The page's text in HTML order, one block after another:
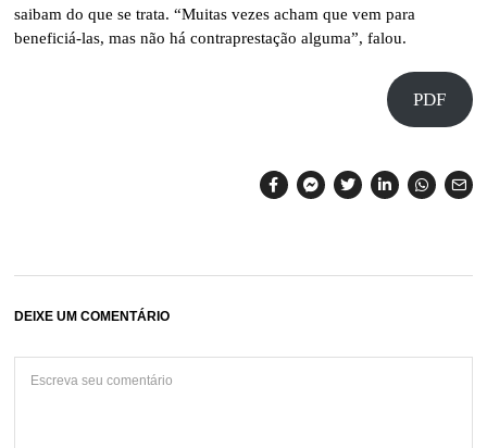
saibam do que se trata. “Muitas vezes acham que vem para
beneficiá-las, mas não há contraprestação alguma”, falou.
PDF
DEIXE UM COMENTÁRIO